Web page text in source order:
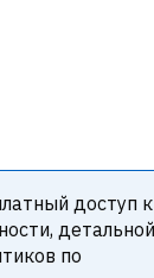
доступ к
детальной
по